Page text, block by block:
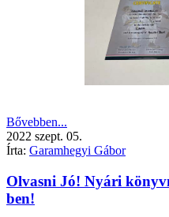
Bővebben...
2022 szept. 05.
Írta: Garamhegyi Gábor
Olvasni Jó! Nyári
ben!